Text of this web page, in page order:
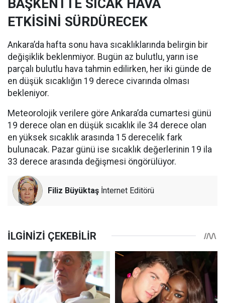
BAŞKENTTE SICAK HAVA
ETKİSİNİ SÜRDÜRECEK
Ankara’da hafta sonu hava sıcaklıklarında belirgin bir
değişiklik beklenmiyor. Bugün az bulutlu, yarın ise
parçalı bulutlu hava tahmin edilirken, her iki günde de
en düşük sıcaklığın 19 derece civarında olması
bekleniyor.
Meteorolojik verilere göre Ankara’da cumartesi günü
19 derece olan en düşük sıcaklık ile 34 derece olan
en yüksek sıcaklık arasında 15 derecelik fark
bulunacak. Pazar günü ise sıcaklık değerlerinin 19 ila
33 derece arasında değişmesi öngörülüyor.
Filiz Büyüktaş İnternet Editörü